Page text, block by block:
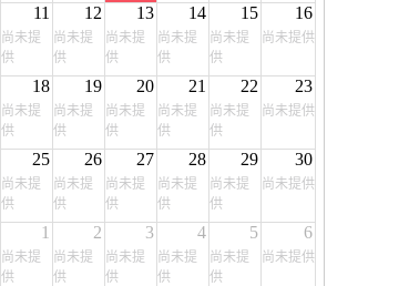
11
尚未提
供
12
尚未提
供
13
尚未提
供
14
尚未提
供
15
尚未提
供
16
尚未提供
18
尚未提
供
19
尚未提
供
20
尚未提
供
21
尚未提
供
22
尚未提
供
23
尚未提供
25
尚未提
供
26
尚未提
供
27
尚未提
供
28
尚未提
供
29
尚未提
供
30
尚未提供
1
尚未提
供
2
尚未提
供
3
尚未提
供
4
尚未提
供
5
尚未提
供
6
尚未提供